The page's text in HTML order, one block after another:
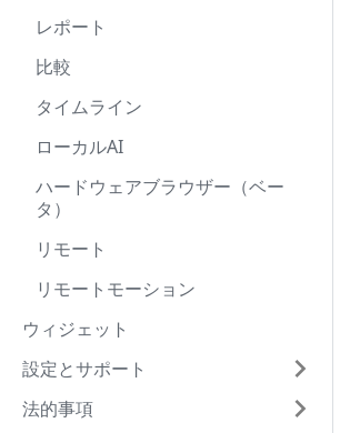
レポート
比較
タイムライン
ローカルAI
ハードウェアブラウザー（ベー
タ）
リモート
リモートモーション
ウィジェット
設定とサポート
法的事項